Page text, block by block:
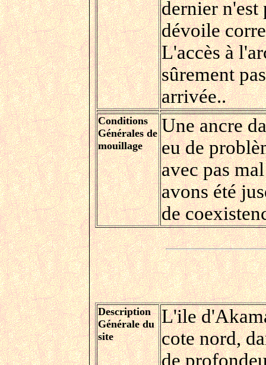
dernier n'est
dévoile
L'accès à
sûrement
arrivée..
Conditions
Générales de
mouillage
Une ancre
eu de
avec pas
avons été
de
Description
Générale du
site
L'ile
cote nord,
de